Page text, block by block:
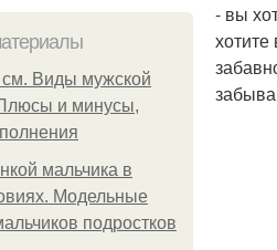
Виды мужской
и минусы,
мальчика в
Модельные
подростков
- вы